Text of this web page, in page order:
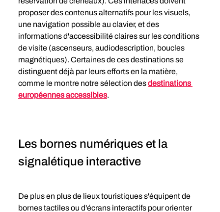
proposer des contenus alternatifs pour les visuels,
une navigation possible au clavier, et des
informations d'accessibilité claires sur les conditions
de visite (ascenseurs, audiodescription, boucles
magnétiques). Certaines de ces destinations se
distinguent déjà par leurs efforts en la matière,
comme le montre notre sélection des destinations
européennes accessibles.
Les bornes numériques et la
signalétique interactive
De plus en plus de lieux touristiques s'équipent de
bornes tactiles ou d'écrans interactifs pour orienter